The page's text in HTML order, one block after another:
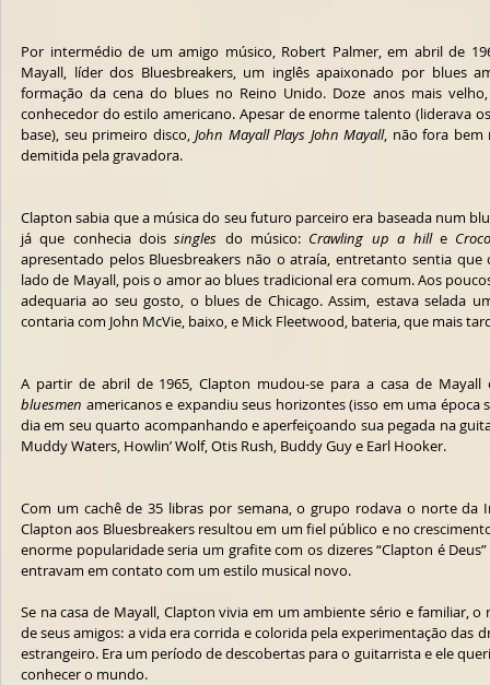
Por intermédio de um amigo músico, Robert Palmer, em abril de
Mayall, líder dos Bluesbreakers, um inglês apaixonado por blues
formação da cena do blues no Reino Unido. Doze anos mais
conhecedor do estilo americano. Apesar de enorme talento (liderava
base), seu primeiro disco, John Mayall Plays John Mayall, não fora bem
demitida pela gravadora.
Clapton sabia que a música do seu futuro parceiro era baseada num
já que conhecia dois singles do músico: Crawling up a hill e
apresentado pelos Bluesbreakers não o atraía, entretanto sentia
lado de Mayall, pois o amor ao blues tradicional era comum. Aos
adequaria ao seu gosto, o blues de Chicago. Assim, estava selada
contaria com John McVie, baixo, e Mick Fleetwood, bateria, que mais
bluesmen americanos e expandiu seus horizontes (isso em uma época
dia em seu quarto acompanhando e aperfeiçoando sua pegada na
Muddy Waters, Howlin’ Wolf, Otis Rush, Buddy Guy e Earl Hooker.
Com um cachê de 35 libras por semana, o grupo rodava o norte da
Clapton aos Bluesbreakers resultou em um fiel público e no
enorme popularidade seria um grafite com os dizeres “Clapton é
entravam em contato com um estilo musical novo.
Se na casa de Mayall, Clapton vivia em um ambiente sério e familiar,
de seus amigos: a vida era corrida e colorida pela experimentação das
estrangeiro. Era um período de descobertas para o guitarrista e ele
conhecer o mundo.